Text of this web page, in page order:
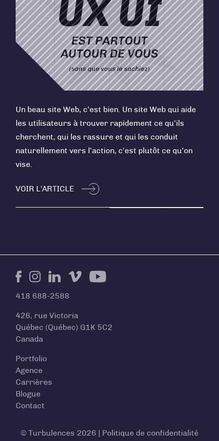
Un beau site Web, c’est bien. Un site Web qui aide
les utilisateurs à trouver rapidement ce qu’ils
cherchent, qui les rassure et qui les conduit
naturellement vers l’action, c’est plutôt ce qu’on
vise.
VOIR L'ARTICLE
418 688-2588
426, rue Victoria
Québec (Québec) G1K 5C2
Canada
Portfolio
Agence
Carrières
Blogue
Contact
© Turbulences 2026 | Politique de confidentialité